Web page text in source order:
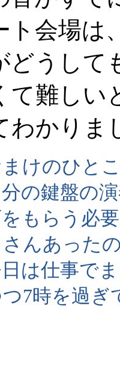
ト会場は
どうして
て難しい
わかりま
まけのひと
の鍵盤の演
もらう必
んあった
は仕事で
7時を過ぎ